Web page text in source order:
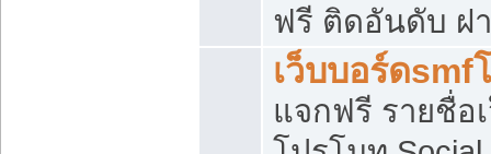
ฟรี ติดอันดับ ฝ
เว็บบอร์ดsmf
แจกฟรี รายชื่อ